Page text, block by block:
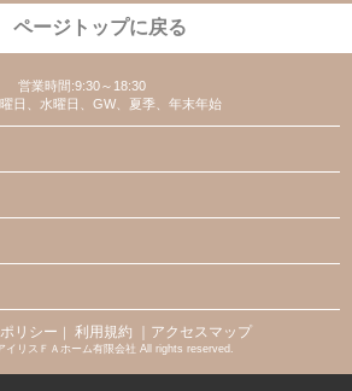
ページトップに戻る
営業時間:9:30～18:30
日、水曜日、GW、夏季、年末年始
リシー 利用規約 ｜アクセスマップ
イリスＦＡホーム有限会社 All rights reserved.